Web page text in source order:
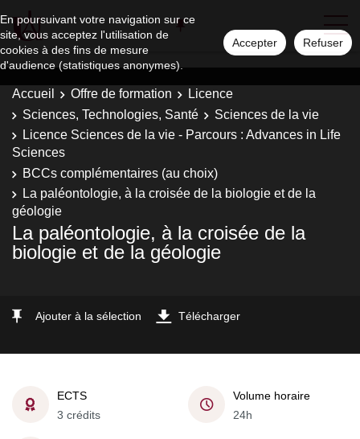
En poursuivant votre navigation sur ce
site, vous acceptez l'utilisation de
cookies à des fins de mesure
d'audience (statistiques anonymes).
Accepter Refuser
Accueil Offre de formation
Licence
Sciences, Technologies, Santé
Sciences de la vie
Licence Sciences de la vie - Parcours : Advances in Life
Sciences
BCCs complémentaires (au choix)
La paléontologie, à la croisée de la biologie et de la
géologie
La paléontologie, à la croisée de la
biologie et de la géologie
Ajouter à la sélection Télécharger
ECTS
3 crédits
Volume horaire
24h